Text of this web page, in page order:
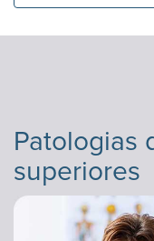
Patologias
superiores